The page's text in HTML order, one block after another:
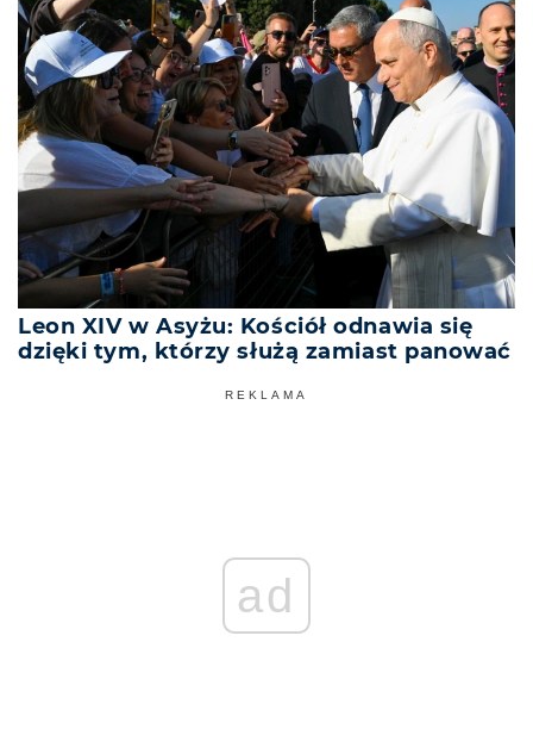
Leon XIV w Asyżu: Kościół odnawia się
dzięki tym, którzy służą zamiast panować
REKLAMA
ad